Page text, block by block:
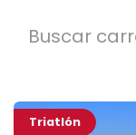
Triatlón